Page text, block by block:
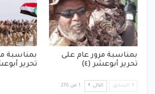
بمناسبة مرور عام على
تحرير أبوعشر (٤)
بمناسبة
تحرير
السابق التالي 1 من 270